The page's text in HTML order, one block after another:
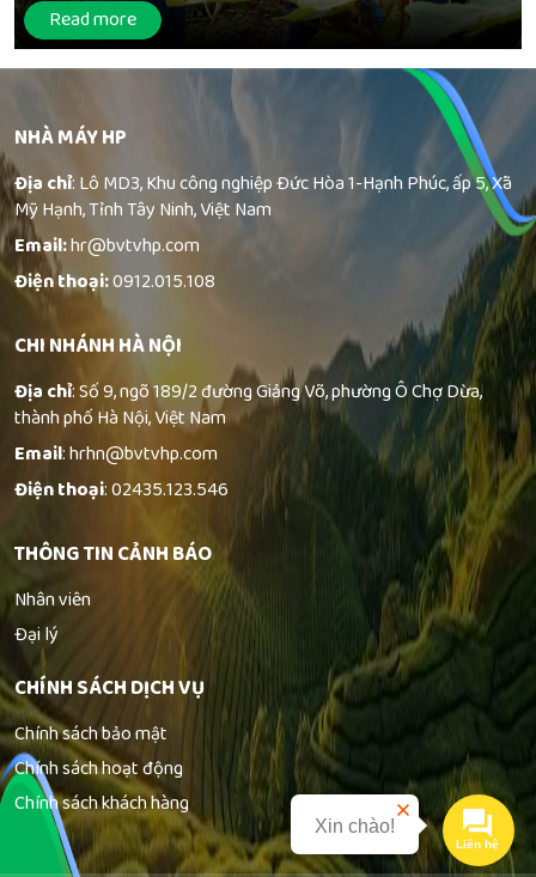
Read more
NHÀ MÁY HP
Địa chỉ: Lô MD3, Khu công nghiệp Đức Hòa 1-Hạnh Phúc, ấp 5, Xã
Mỹ Hạnh, Tỉnh Tây Ninh, Việt Nam
Email:hr@bvtvhp.com
Điện thoại:0912.015.108
CHI NHÁNH HÀ NỘI
Địa chỉ: Số 9, ngõ 189/2 đường Giảng Võ, phường Ô Chợ Dừa,
thành phố Hà Nội, Việt Nam
Email: hrhn@bvtvhp.com
Điện thoại: 02435.123.546
THÔNG TIN CẢNH BÁO
Nhân viên
Đại lý
CHÍNH SÁCH DỊCH VỤ
Chính sách bảo mật
Chính sách hoạt động
Chính sách khách hàng
Xin chào!